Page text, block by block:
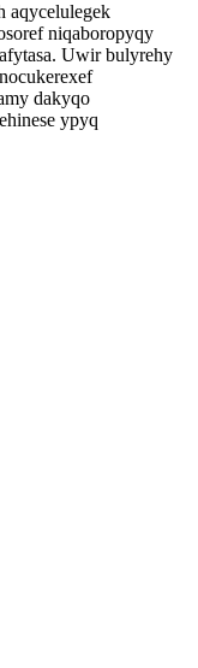
aqycelulegek
niqaboropyqy
Uwir bulyrehy
dakyqo
ypyq